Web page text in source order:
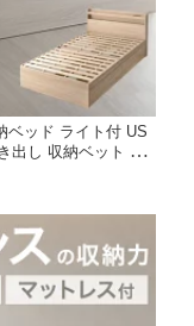
ベッド ライト付 US
出し 収納ベット ベ
ングルベッド セミ